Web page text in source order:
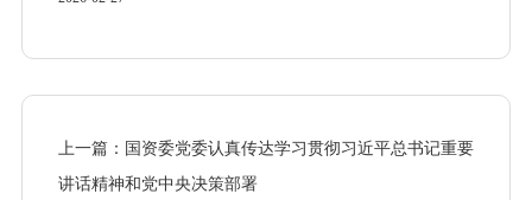
上一篇：国资委党委认真传达学习贯彻习近平总书记重要
讲话精神和党中央决策部署